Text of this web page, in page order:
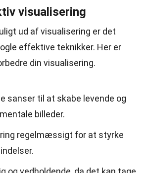
visualisering
ud af visualisering er det
effektive teknikker. Her er
din visualisering.
sanser til at skabe levende og
billeder.
regelmæssigt for at styrke